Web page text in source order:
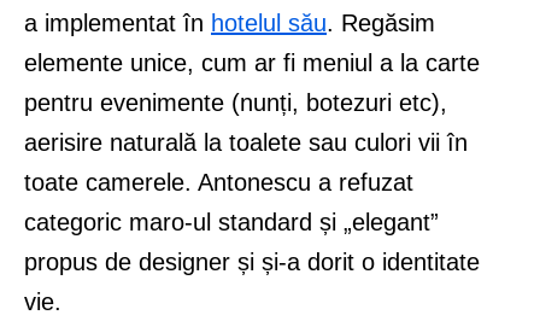
a implementat în hotelul său. Regăsim
elemente unice, cum ar fi meniul a la carte
pentru evenimente (nunți, botezuri etc),
aerisire naturală la toalete sau culori vii în
toate camerele. Antonescu a refuzat
categoric maro-ul standard și „elegant”
propus de designer și și-a dorit o identitate
vie.